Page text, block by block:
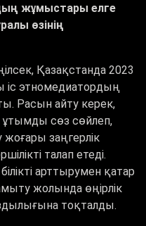
жұмыстары елге
өзінің
Қазақстанда 2023
іс этномедиатордың
Расын айту керек,
ұтымды сөз сөйлеп,
заңгерлік
талап етеді.
арттырумен қатар
жолында өңірлік
тоқталды.